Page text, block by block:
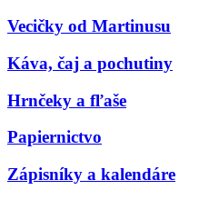
Vecičky od Martinusu
Káva, čaj a pochutiny
Hrnčeky a fľaše
Papiernictvo
Zápisníky a kalendáre